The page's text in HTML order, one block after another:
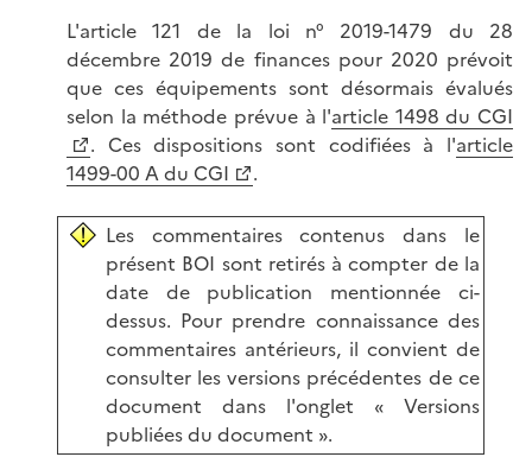
L'article 121 de la loi n° 2019-1479 du 28
décembre 2019 de finances pour 2020 prévoit
que ces équipements sont désormais évalués
selon la méthode prévue à l'article 1498 du CGI
. Ces dispositions sont codifiées à l'article
1499-00 A du CGI
.
Les commentaires contenus dans le
présent BOI sont retirés à compter de la
date de publication mentionnée ci-
dessus. Pour prendre connaissance des
commentaires antérieurs, il convient de
consulter les versions précédentes de ce
document dans l'onglet « Versions
publiées du document ».